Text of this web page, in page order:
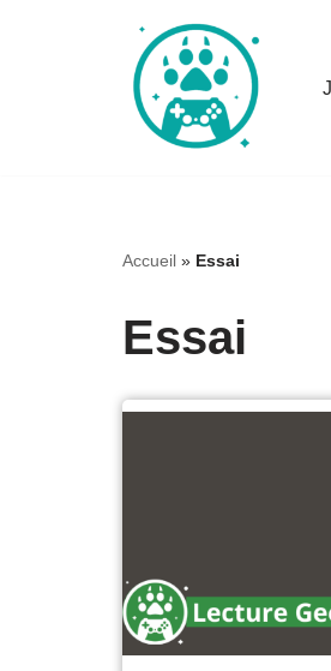
Accueil » Essai
Essai